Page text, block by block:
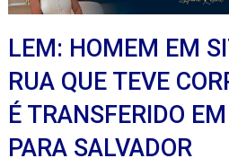
LEM: HOMEM EM
RUA QUE TEVE
É TRANSFERIDO
PARA SALVADOR